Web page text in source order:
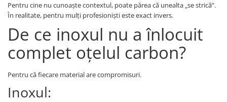
Pentru cine nu cunoaște contextul, poate părea că unealta „se strică”.
În realitate, pentru mulți profesioniști este exact invers.
De ce inoxul nu a înlocuit
complet oțelul carbon?
Pentru că fiecare material are compromisuri.
Inoxul: